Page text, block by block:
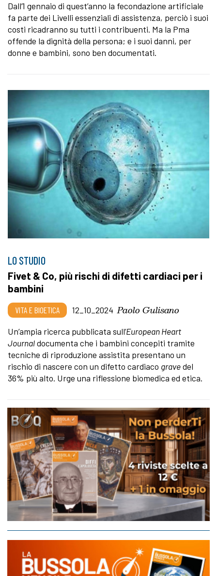
Dall’1 gennaio di quest’anno la fecondazione artificiale
fa parte dei Livelli essenziali di assistenza, perciò i suoi
costi ricadranno su tutti i contribuenti. Ma la Pma
offende la dignità della persona; e i suoi danni, per
donne e bambini, sono ben documentati.
LO STUDIO
Fivet & Co, più rischi di difetti cardiaci per i
bambini
VITA E BIOETICA 12_10_2024 Paolo Gulisano
Un’ampia ricerca pubblicata sull’European Heart
Journaldocumenta che i bambini concepiti tramite
tecniche di riproduzione assistita presentano un
rischio di nascere con un difetto cardiaco gravedel
36% più alto. Urge una riflessione biomedica ed etica.